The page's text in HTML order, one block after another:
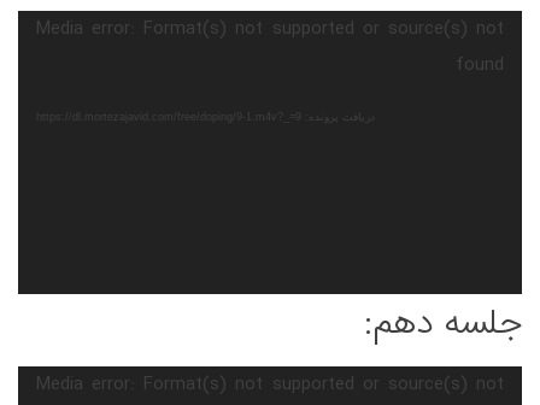
نمایشگر
Media error: Format(s) not supported or source(s) not
found
دریافت پرونده: https://dl.mortezajavid.com/free/doping/9-1.m4v?_=9
جلسه دهم:
نمایشگر
Media error: Format(s) not supported or source(s) not